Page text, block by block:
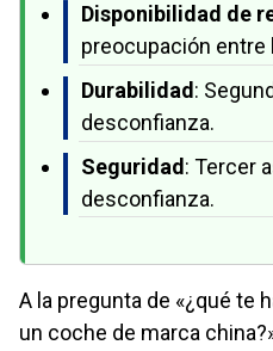
Disponibilidad de
preocupación
Durabilidad :
desconfianza.
Seguridad: Tercer
desconfianza.
A la pregunta de «¿qué te
un coche de marca